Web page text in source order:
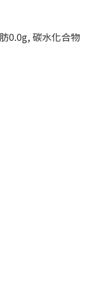
0.0g, 碳水化合物